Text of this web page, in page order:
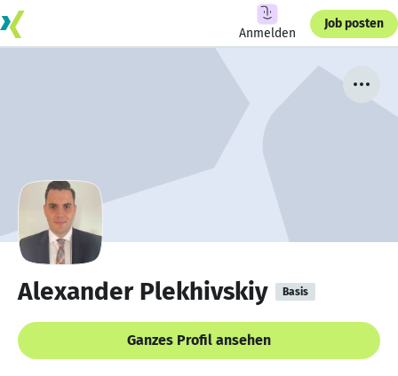
Anmelden
Job posten
Alexander Plekhivskiy Basis
Ganzes Profil ansehen